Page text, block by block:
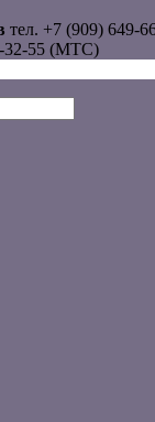
тел. +7 (909) 649-
32-55 (МТС)